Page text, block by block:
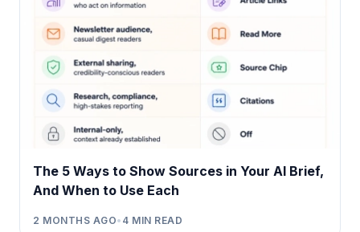
The 5 Ways to Show Sources in Your AI Brief,
And When to Use Each
2 MONTHS AGO• 4 MIN READ